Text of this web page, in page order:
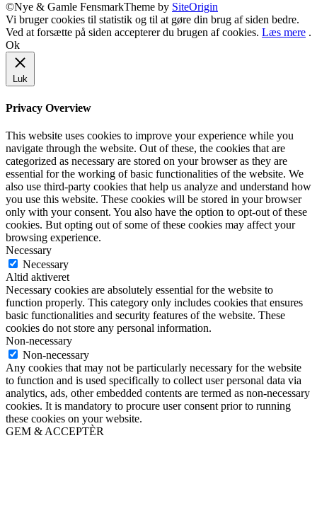
©Nye & Gamle FensmarkTheme by SiteOrigin
Vi bruger cookies til statistik og til at gøre din brug af siden bedre.
Ved at forsætte på siden accepterer du brugen af cookies. Læs mere .
Ok
Luk
Privacy Overview
This website uses cookies to improve your experience while you
navigate through the website. Out of these, the cookies that are
categorized as necessary are stored on your browser as they are
essential for the working of basic functionalities of the website. We
also use third-party cookies that help us analyze and understand how
you use this website. These cookies will be stored in your browser
only with your consent. You also have the option to opt-out of these
cookies. But opting out of some of these cookies may affect your
browsing experience.
Necessary
Necessary
Altid aktiveret
Necessary cookies are absolutely essential for the website to
function properly. This category only includes cookies that ensures
basic functionalities and security features of the website. These
cookies do not store any personal information.
Non-necessary
Non-necessary
Any cookies that may not be particularly necessary for the website
to function and is used specifically to collect user personal data via
analytics, ads, other embedded contents are termed as non-necessary
cookies. It is mandatory to procure user consent prior to running
these cookies on your website.
GEM & ACCEPTÈR